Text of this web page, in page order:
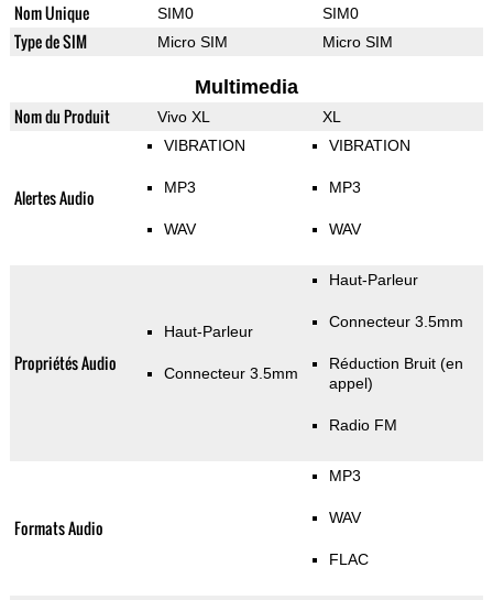
Nom Unique SIM0 SIM0
Type de SIM Micro SIM Micro SIM
Multimedia
Nom du Produit Vivo XL XL
Alertes Audio
VIBRATION
MP3
WAV
VIBRATION
MP3
WAV
Propriétés Audio
Haut-Parleur
Connecteur 3.5mm
Haut-Parleur
Connecteur 3.5mm
Réduction Bruit (en
appel)
Radio FM
Formats Audio
MP3
WAV
FLAC